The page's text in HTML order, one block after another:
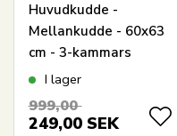
Huvudkudde -
Mellankudde - 60x63
cm - 3-kammars
kombikudde - Zen
I lager
999,00
249,00 SEK